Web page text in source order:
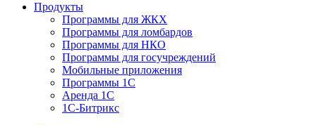
Продукты
Программы для ЖКХ
Программы для ломбардов
Программы для НКО
Программы для госучреждений
Мобильные приложения
Программы 1С
Аренда 1С
1С-Битрикс